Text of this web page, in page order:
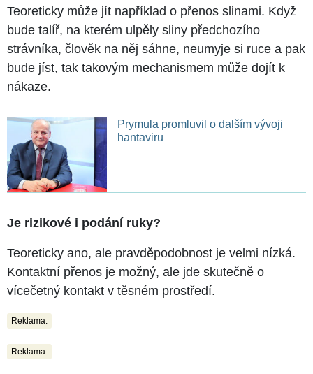
Teoreticky může jít například o přenos slinami. Když
bude talíř, na kterém ulpěly sliny předchozího
strávníka, člověk na něj sáhne, neumyje si ruce a pak
bude jíst, tak takovým mechanismem může dojít k
nákaze.
Prymula promluvil o dalším vývoji
hantaviru
Je rizikové i podání ruky?
Teoreticky ano, ale pravděpodobnost je velmi nízká.
Kontaktní přenos je možný, ale jde skutečně o
vícečetný kontakt v těsném prostředí.
Reklama:
Reklama: